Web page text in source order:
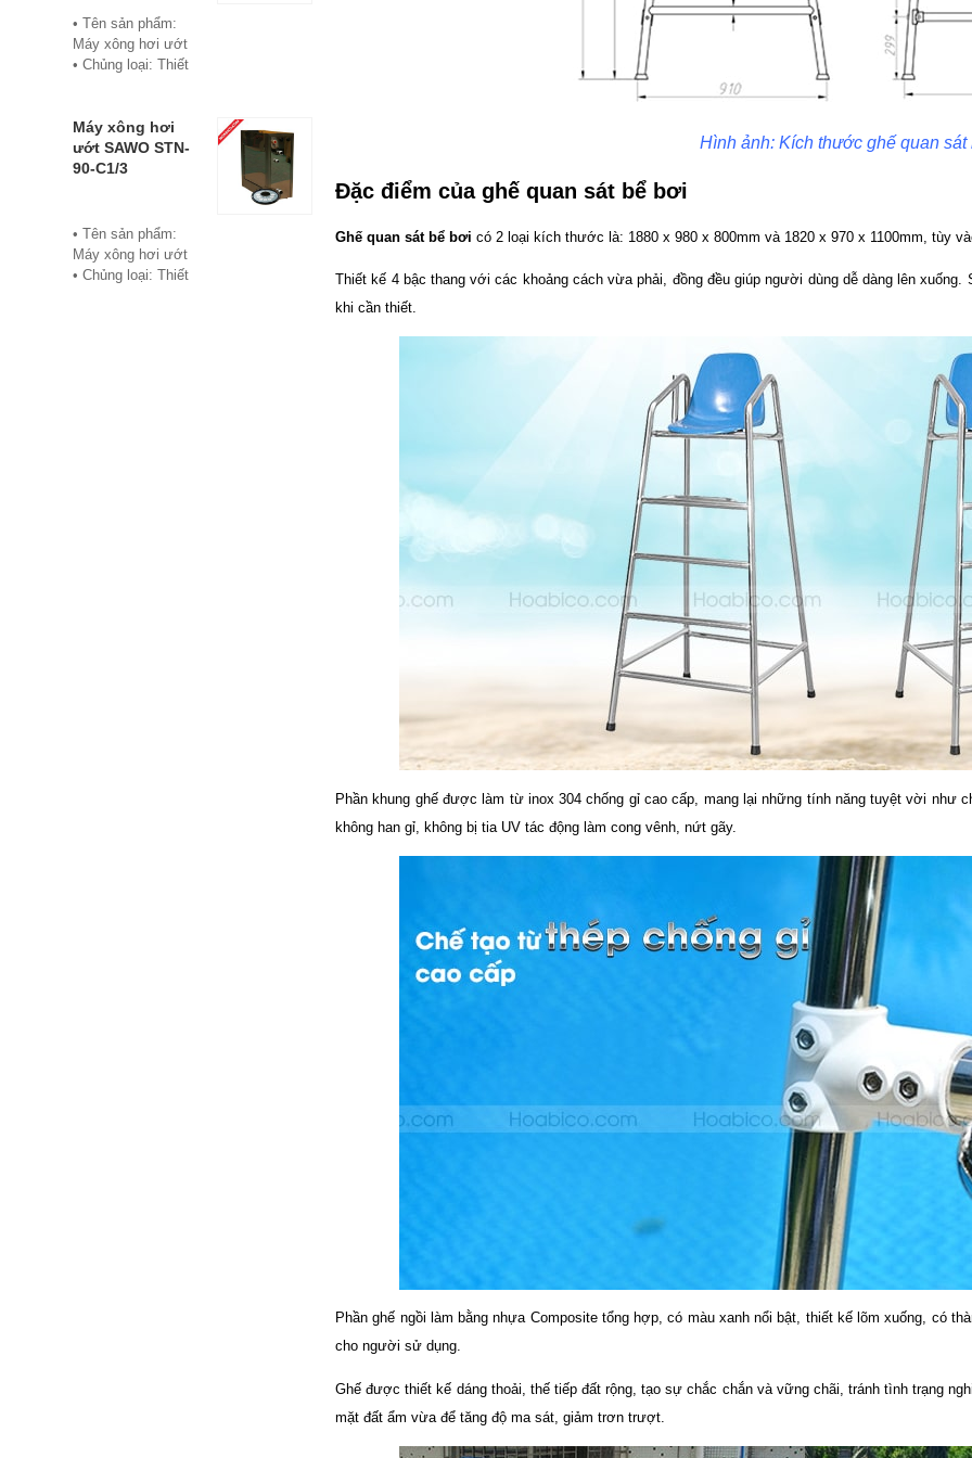
Hình ảnh: Kích thước ghế quan sát
Đặc điểm của ghế quan sát bể bơi
Ghế quan sát bể bơi có 2 loại kích thước là: 1880 x 980 x 800mm và 1820 x 970 x 1100mm, tùy
Thiết kế 4 bậc thang với các khoảng cách vừa phải, đồng đều giúp người dùng dễ dàng lên
khi cần thiết.
Phần khung ghế được làm từ inox 304 chống gỉ cao cấp, mang lại những tính năng tuyệt vời như
không han gỉ, không bị tia UV tác động làm cong vênh, nứt gãy.
Phần ghế ngồi làm bằng nhựa Composite tổng hợp, có màu xanh nổi bật, thiết kế lõm xuống, có
cho người sử dụng.
Ghế được thiết kế dáng thoải, thế tiếp đất rộng, tạo sự chắc chắn và vững chãi, tránh tình trạng
mặt đất ẩm vừa để tăng độ ma sát, giảm trơn trượt.
• Bảo hành: 12
tháng
• Đơn vị phân phối:
• Tên sản phẩm:
Máy xông hơi ướt
• Chủng loại: Thiết
Sawo
• Xuất xứ:
Philippine
• Có bảng điều
khiển điện tử hiển
thị số, cho phép cài
Máy xông hơi
ướt SAWO STN-
90-C1/3
• Tên sản phẩm:
Máy xông hơi ướt
• Chủng loại: Thiết